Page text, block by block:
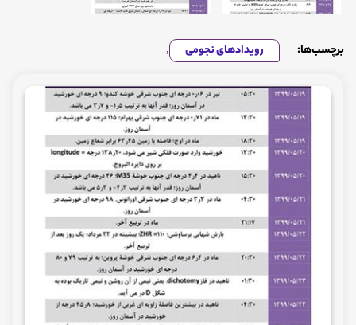
برچسب‌ها: رویدادهای نجومی ,